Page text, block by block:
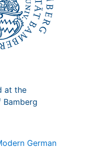
at the
German